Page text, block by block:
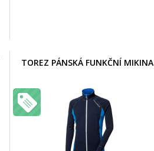
TOREZ PÁNSKÁ FUNKČNÍ MIKINA